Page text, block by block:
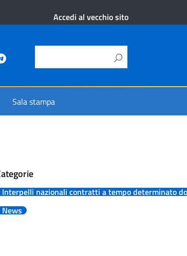
Accedi al vecchio sito
Sala stampa
Interpelli nazionali contratti a tempo determinato
News